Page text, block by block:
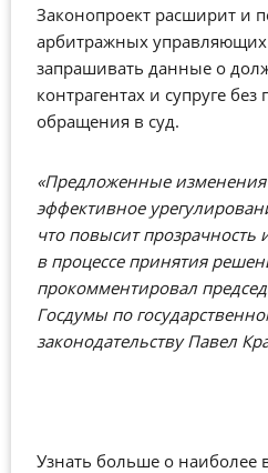
Законопроект расширит и
арбитражных
запрашивать данные о
контрагентах и супруге
обращения в суд.
«Предложенные
эффективное
что повысит прозрачность
в процессе принятия
прокомментировал
Госдумы по
законодательству Павел
Узнать больше о наиболее